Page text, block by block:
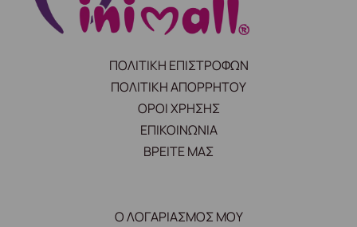
ΠΟΛΙΤΙΚΗ ΕΠΙΣΤΡΟΦΩΝ
ΠΟΛΙΤΙΚΗ ΑΠΟΡΡΗΤΟΥ
ΟΡΟΙ ΧΡΗΣΗΣ
ΕΠΙΚΟΙΝΩΝΙΑ
ΒΡΕΙΤΕ ΜΑΣ
Ο ΛΟΓΑΡΙΑΣΜΟΣ ΜΟΥ